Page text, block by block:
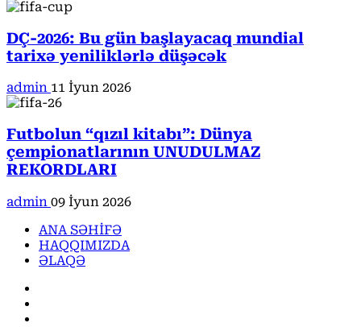
DÇ-2026: Bu gün başlayacaq mundial
tarixə yeniliklərlə düşəcək
admin 11 İyun 2026
Futbolun “qızıl kitabı”: Dünya
çempionatlarının UNUDULMAZ
REKORDLARI
admin 09 İyun 2026
ANA SƏHİFƏ
HAQQIMIZDA
ƏLAQƏ